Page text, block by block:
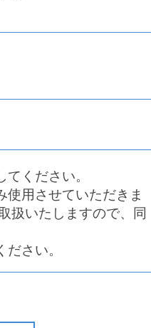
ください。
用させていただきま
扱いたしますので、同
ださい。